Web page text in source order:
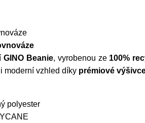
GINO Beanie, vyrobenou ze 100%
moderní vzhled díky prémiové
polyester